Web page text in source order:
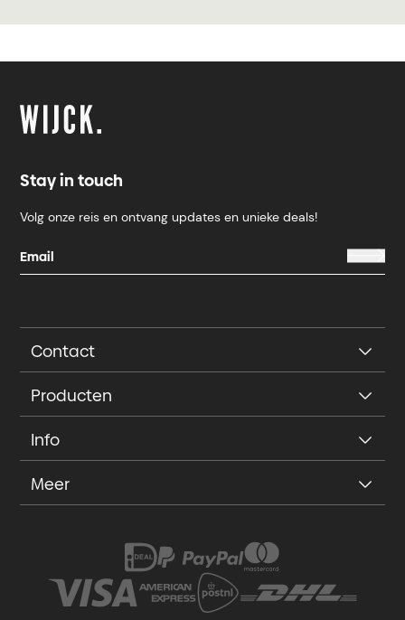
Stay in touch
Volg onze reis en ontvang updates en unieke deals!
Contact
Producten
Info
Meer